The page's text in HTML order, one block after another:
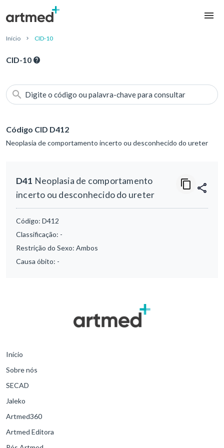
Início CID-10
CID-10
Digite o código ou palavra-chave para consultar
Código CID D412
Neoplasia de comportamento incerto ou desconhecido do ureter
D41 Neoplasia de comportamento
incerto ou desconhecido do ureter
Código: D412
Classificação: -
Restrição do Sexo: Ambos
Causa óbito: -
Início
Sobre nós
SECAD
Jaleko
Artmed360
Artmed Editora